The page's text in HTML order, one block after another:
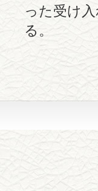
った受け
る。